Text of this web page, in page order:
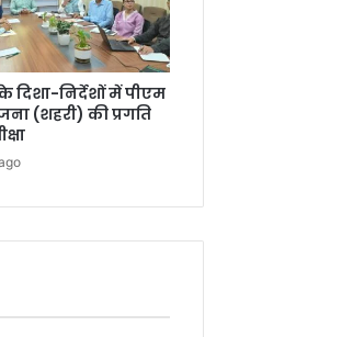
दिशा-निर्देशों में पीएम
(शहरी) की प्रगति